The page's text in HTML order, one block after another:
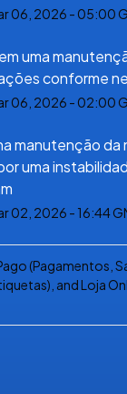
06 2026 -05:00
uma
conforme
06 2026 -02:00
manutenção da
uma
02 2026 - 16:44
(Pagamentos,
and Loja